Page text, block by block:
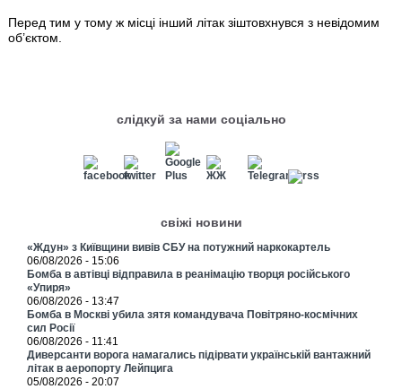
Перед тим у тому ж місці інший літак зіштовхнувся з невідомим
об’єктом.
слідкуй за нами соціально
свіжі новини
«Ждун» з Київщини вивів СБУ на потужний наркокартель
06/08/2026 - 15:06
Бомба в автівці відправила в реанімацію творця російського
«Упиря»
06/08/2026 - 13:47
Бомба в Москві убила зятя командувача Повітряно-космічних
сил Росії
06/08/2026 - 11:41
Диверсанти ворога намагались підірвати українській вантажний
літак в аеропорту Лейпцига
05/08/2026 - 20:07